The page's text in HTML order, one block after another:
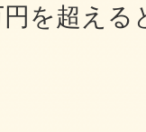
を超える